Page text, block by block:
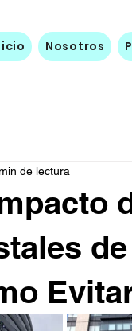
Nosotros
de lectura